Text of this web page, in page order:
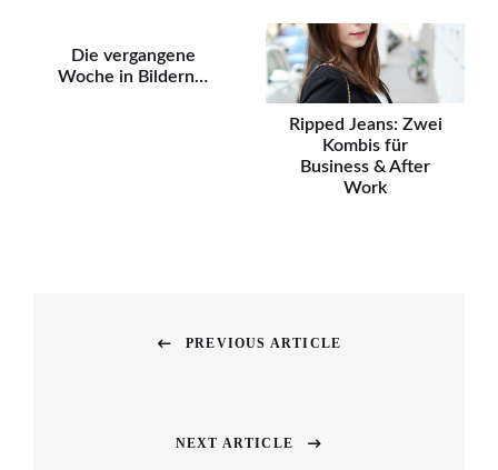
Die vergangene
Woche in Bildern…
Ripped Jeans: Zwei
Kombis für
Business & After
Work
PREVIOUS ARTICLE
NEXT ARTICLE